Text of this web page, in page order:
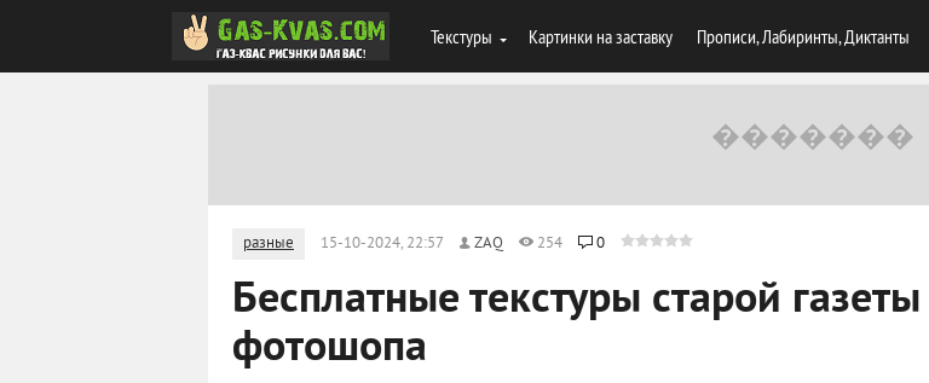
Текстуры Картинки на заставку Прописи, Лабиринты, Диктанты
разные 15-10-2024, 22:57 ZAQ 254 0
Бесплатные текстуры старой
фотошопа